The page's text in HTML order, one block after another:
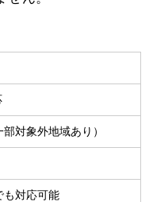
対象外地域あり）
も対応可能